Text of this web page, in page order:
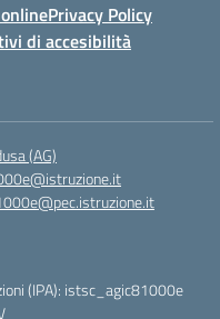
Privacy Policy
di accesibilità
(AG)
(IPA): istsc_agic81000e